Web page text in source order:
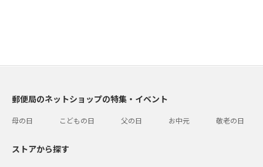
郵便局のネットショップの特集・イベント
母の日 こどもの日 父の日 お中元 敬老の日
ストアから探す